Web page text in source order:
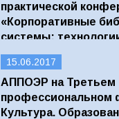
практической
«Корпоративные
системы:
15.06.2017
АППОЭР на
профессиональном
Культура.